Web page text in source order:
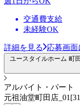
交通費支給
未経験OK
詳細を見る 応募画面
ユースタイルホーム 町
アルバイト・パート
元祖油堂町田店